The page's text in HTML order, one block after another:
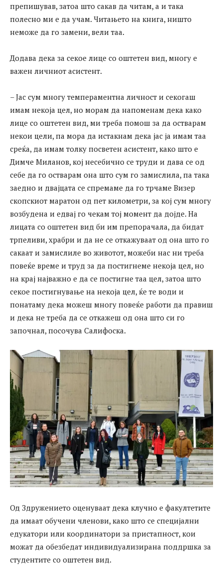
препишував, затоа што сакав да читам, а и така
полесно ми е да учам. Читањето на книга, ништо
неможе да го замени, вели таа.
Додава дека за секое лице со оштетен вид, многу е
важен личниот асистент.
– Јас сум многу темпераментна личност и секогаш
имам некоја цел, но морам да напоменам дека како
лице со оштетен вид, ми треба помош за да остварам
некои цели, па мора да истакнам дека јас ја имам таа
среќа, да имам толку посветен асистент, како што е
Димче Миланов, кој несебично се труди и дава се од
себе да го остварам она што сум го замислила, па така
заедно и двајцата се спремаме да го трчаме Визер
скопскиот маратон од пет километри, за кој сум многу
возбудена и едвај го чекам тој момент да дојде. На
лицата со оштетен вид би им препорачала, да бидат
трпеливи, храбри и да не се откажуваат од она што го
сакаат и замислиле во животот, можеби нас ни треба
повеќе време и труд за да постигнеме некоја цел, но
на крај најважно е да се постигне таа цел, затоа што
секое постигнување на некоја цел, ќе те води и
понатаму дека можеш многу повеќе работи да правиш
и дека не треба да се откажеш од она што си го
започнал, посочува Салифоска.
Од Здружението оценуваат дека клучно е факултетите
да имаат обучени членови, како што се специјални
едукатори или координатори за пристапност, кои
можат да обезбедат индивидуализирана поддршка за
студентите со оштетен вид.